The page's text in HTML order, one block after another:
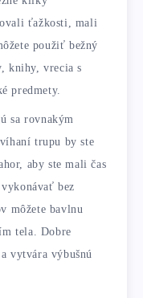
ťažkosti, mali
použiť bežný
knihy, vrecia s
predmety.
sa rovnakým
trupu by ste
aby ste mali čas
bez
môžete bavlnu
tela. Dobre
vytvára výbušnú